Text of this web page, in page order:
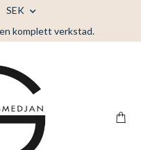
SEK
komplett verkstad.